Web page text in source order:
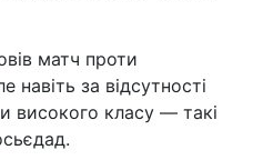
матч проти
за відсутності
високого класу — такі